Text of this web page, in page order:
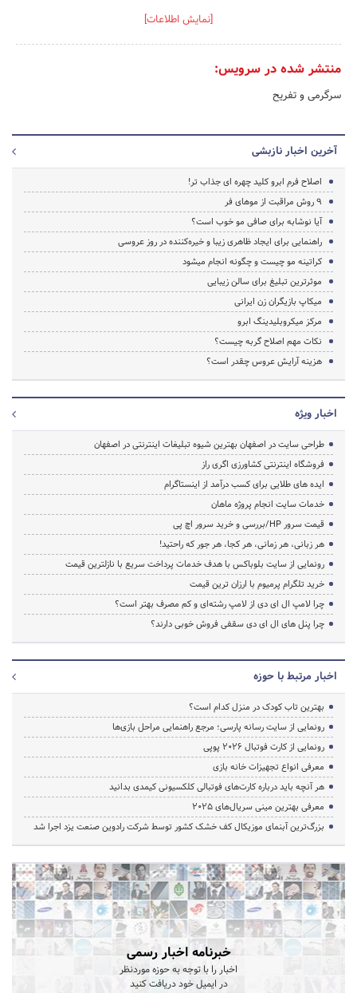
[نمایش اطلاعات]
منتشر شده در سرویس:
سرگرمی و تفریح
آخرین اخبار نازبشی
اصلاح فرم ابرو کلید چهره ای جذاب تر!
9 روش‌ مراقبت از موهای فر
آیا نوشابه برای صافی مو خوب است؟
راهنمایی برای ایجاد ظاهری زیبا و خیره‌کننده در روز عروسی
کراتینه مو چیست و چگونه انجام میشود
موثرترین تبلیغ برای سالن زیبایی
میکاپ بازیگران زن ایرانی
مرکز میکروبلیدینگ ابرو
نکات مهم اصلاح گربه چیست؟
هزینه آرایش عروس چقدر است؟
اخبار ویژه
طراحی سایت در اصفهان بهترین شیوه تبلیغات اینترنتی در اصفهان
فروشگاه اینترنتی کشاورزی اگری راز
ایده های طلایی برای کسب درآمد از اینستاگرام
خدمات سایت انجام پروژه ماهان
قیمت سرور HP/بررسی و خرید سرور اچ پی
هر زبانی، هر زمانی، هر کجا، هر جور که راحتید!
رونمایی از سایت بلوباکس با هدف خدمات پرداخت سریع با نازلترین قیمت
خرید تلگرام پرمیوم با ارزان ترین قیمت
چرا لامپ ال ای دی از لامپ رشته‌ای و کم مصرف بهتر است؟
چرا پنل های ال ای دی سقفی فروش خوبی دارند؟
اخبار مرتبط با حوزه
بهترین تاب کودک در منزل کدام است؟
رونمایی از سایت رسانه پارسی؛ مرجع راهنمایی مراحل بازی‌ها
رونمایی از کارت فوتبال ۲۰۲۶ پوپی
معرفی انواع تجهیزات خانه بازی
هر آنچه باید درباره کارت‌های فوتبالی کلکسیونی کیمدی بدانید
معرفی بهترین مینی سریال‌های 2025
بزرگ‌ترین آبنمای موزیکال کف خشک کشور توسط شرکت رادوین صنعت یزد اجرا شد
خبرنامه اخبار رسمی
اخبار را با توجه به حوزه موردنظر
در ایمیل خود دریافت کنید